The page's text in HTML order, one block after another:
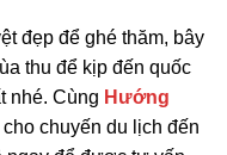
đẹp để ghé thăm, bây
thu để kịp đến quốc
nhé. Cùng Hướng
chuyến du lịch đến